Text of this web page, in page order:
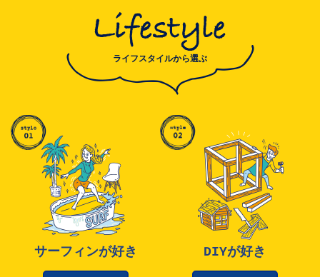
ライフスタイルから選ぶ
サーフィンが好き DIYが好き